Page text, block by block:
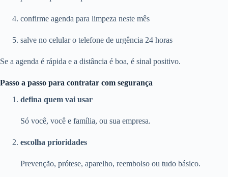
confirme agenda para limpeza neste mês
salve no celular o telefone de urgência 24 horas
Se a agenda é rápida e a distância é boa, é sinal positivo.
Passo a passo para contratar com segurança
defina quem vai usar
Só você, você e família, ou sua empresa.
escolha prioridades
Prevenção, prótese, aparelho, reembolso ou tudo básico.